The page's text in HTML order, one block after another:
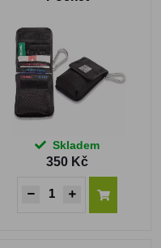
Skladem
350 Kč